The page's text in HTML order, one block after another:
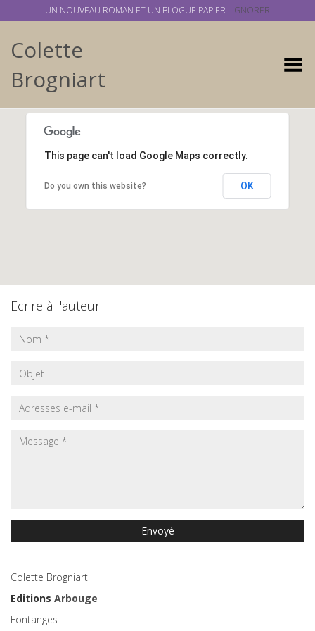
Colette
Brogniart
Basculer
This page can't load Google Maps correctly.
Do you own this website? OK
Ecrire à l'auteur
Envoyé
Colette Brogniart
Editions Arbouge
Fontanges
UN NOUVEAU ROMAN ET UN BLOGUE PAPIER ! IGNORER